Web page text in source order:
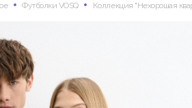
Футболки VOSQ Коллекция "Нехорошая